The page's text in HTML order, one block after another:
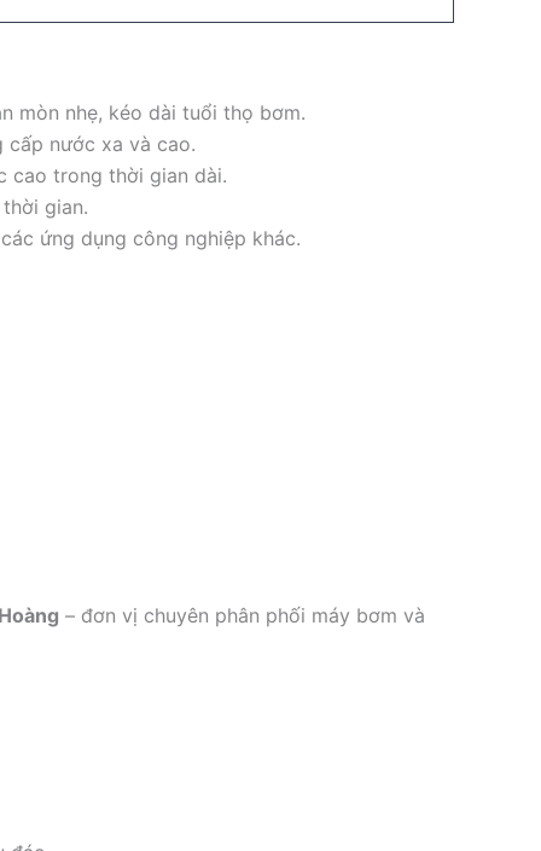
mòn nhẹ, kéo dài tuổi thọ bơm.
cấp nước xa và cao.
cao trong thời gian dài.
gian.
ứng dụng công nghiệp khác.
– đơn vị chuyên phân phối máy bơm và